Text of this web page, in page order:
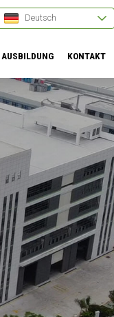
Deutsch
AUSBILDUNG KONTAKT